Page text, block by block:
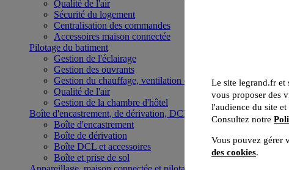
Qualité de l'air
Sécurité du logement
Centralisation des commandes
Accessoires maison connectée
Pilotage du batiment
Gestion de l'éclairage
Gestion des ouvrants
Gestion du chauffage, ventilation et climatisation
Qualité de l'air
Gestion de la chambre d'hôtel
Boîte d'encastrement, de dérivation, DCL et boîte de sol
Boîte d'encastrement
Boîte de dérivation
Boîte DCL et accessoires
Boîte et prise de sol
Le site legrand.fr et
vous proposer des
l'audience du site
Consultez notre
Vous pouvez gérer
des cookies.